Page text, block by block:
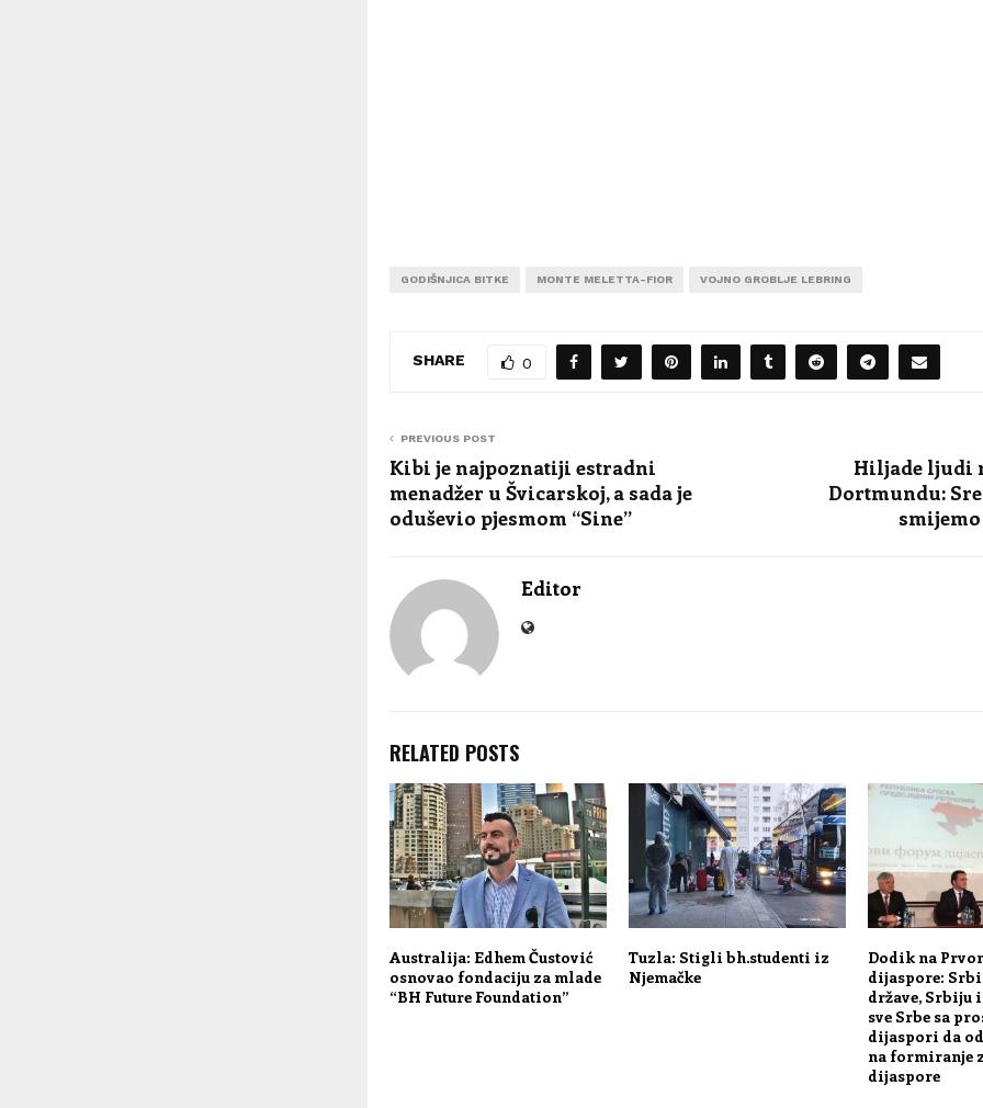
GODIŠNJICA BITKE MONTE MELETTA-FIOR VOJNO GROBLJE LEBRING
SHARE 0
PREVIOUS POST
Kibi je najpoznatiji estradni
menadžer u Švicarskoj, a sada je
oduševio pjesmom “Sine”
Hiljade ljudi
Dortmundu:
Editor
RELATED POSTS
Australija: Edhem Čustović
osnovao fondaciju za mlade
“BH Future Foundation”
Tuzla: Stigli bh.studenti iz
Njemačke
Dodik na
dijaspore:
države, Srbiju
sve Srbe sa
dijaspori da
na formiranje
dijaspore